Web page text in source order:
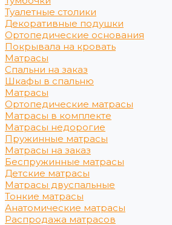
Туалетные столики
Декоративные подушки
Ортопедические основания
Покрывала на кровать
Матрасы
Спальни на заказ
Шкафы в спальню
Матрасы
Ортопедические матрасы
Матрасы в комплекте
Матрасы недорогие
Пружинные матрасы
Матрасы на заказ
Беспружинные матрасы
Детские матрасы
Матрасы двуспальные
Тонкие матрасы
Анатомические матрасы
Распродажа матрасов